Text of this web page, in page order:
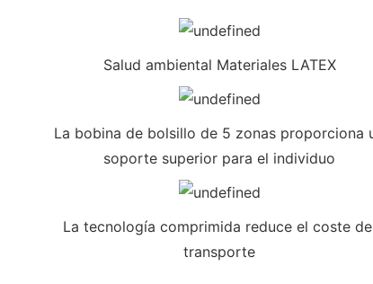
Salud ambiental Materiales LATEX
La bobina de bolsillo de 5 zonas proporciona
soporte superior para el individuo
La tecnología comprimida reduce el coste
transporte